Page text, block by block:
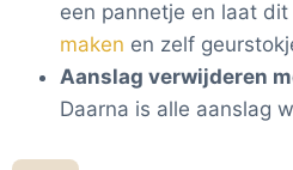
een pannetje en laat
maken en zelf
Aanslag verwijderen
Daarna is alle aanslag